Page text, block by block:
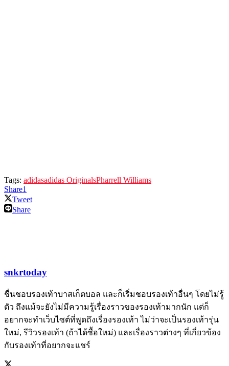
Tags: adidasadidas OriginalsPharrell Williams
Share1
Tweet
Share
snkrtoday
ชื่นชอบรองเท้าบาสเก็ตบอล และก็เริ่มชอบรองเท้าอื่นๆ โดยไม่รู้
ตัว ถึงแม้จะยังไม่มีความรู้เรื่องราวของรองเท้ามากนัก แต่ก็
อยากจะทำเว็บไซต์ที่พูดถึงเรื่องรองเท้า ไม่ว่าจะเป็นรองเท้ารุ่น
ใหม่, รีวิวรองเท้า (ถ้าได้ซื้อใหม่) และเรื่องราวต่างๆ ที่เกี่ยวข้อง
กับรองเท้าที่อยากจะแชร์